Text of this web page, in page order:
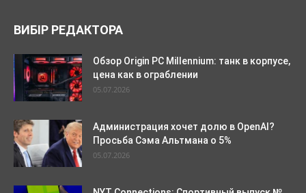
ВИБІР РЕДАКТОРА
Обзор Origin PC Millennium: танк в корпусе,
цена как в ограблении
05.07.2026
Администрация хочет долю в OpenAI?
Просьба Сэма Альтмана о 5%
05.07.2026